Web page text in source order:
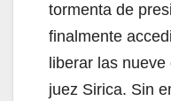
tormenta de
finalmente
liberar las
juez Sirica. Sin